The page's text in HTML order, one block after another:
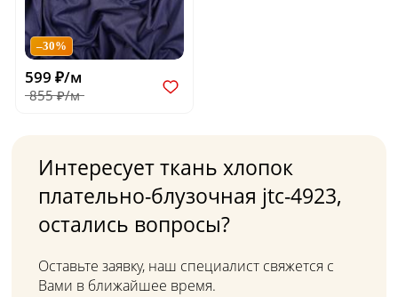
–30%
599 ₽/м
855 ₽/м
Интересует ткань хлопок
плательно-блузочная jtc-4923,
остались вопросы?
Оставьте заявку, наш специалист свяжется с
Вами в ближайшее время.